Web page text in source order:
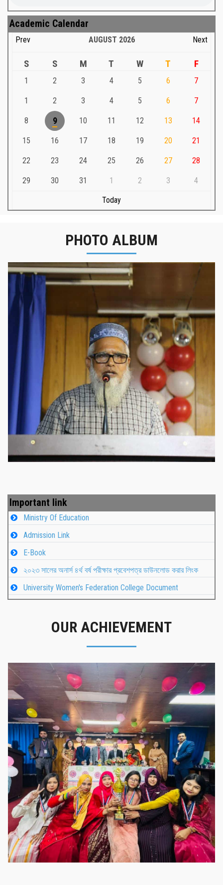
Academic Calendar
Prev AUGUST 2026 Next
S S M T W T F
1 2 3 4 5 6 7
1 2 3 4 5 6 7
8 9 10 11 12 13 14
15 16 17 18 19 20 21
22 23 24 25 26 27 28
29 30 31 1 2 3 4
Today
PHOTO ALBUM
নবীনবরণ - ২০২৫
Important link
Ministry Of Education
Admission Link
E-Book
২০২৩ সালের অনার্স ৪র্থ বর্ষ পরীক্ষার প্রবেশপত্র ডাউনলোড করার লিংক
University Women's Federation College Document
OUR ACHIEVEMENT
গৌরবের মুহূর্ত
গৌরবের মুহূর্ত